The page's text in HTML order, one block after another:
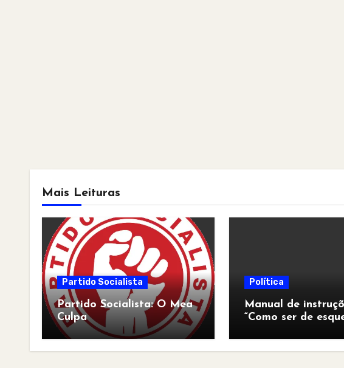
Mais Leituras
Partido Socialista
Partido Socialista: O Mea
Culpa
Política
Manual de
“Como ser de